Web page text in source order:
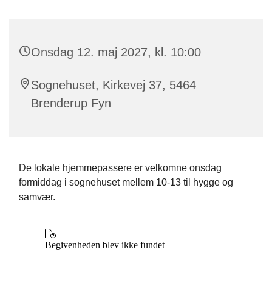
Onsdag 12. maj 2027, kl. 10:00
Sognehuset, Kirkevej 37, 5464
Brenderup Fyn
De lokale hjemmepassere er velkomne onsdag
formiddag i sognehuset mellem 10-13 til hygge og
samvær.